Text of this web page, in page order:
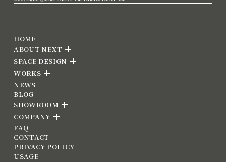
HOME
ABOUT NEXT
SPACE DESIGN
WORKS
NEWS
BLOG
SHOWROOM
COMPANY
FAQ
CONTACT
PRIVACY POLICY
USAGE